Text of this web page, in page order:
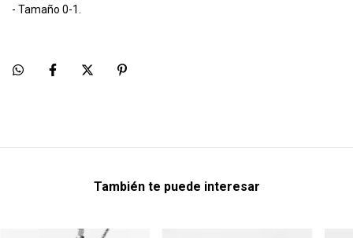
- Tamaño 0-1.
También te puede interesar